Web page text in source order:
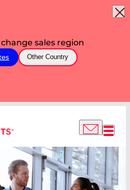
sales region
Other Country